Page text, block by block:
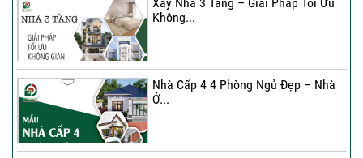
Không...
Nhà Cấp 4 4 Phòng Ngủ Đẹp – Nhà
Ở...